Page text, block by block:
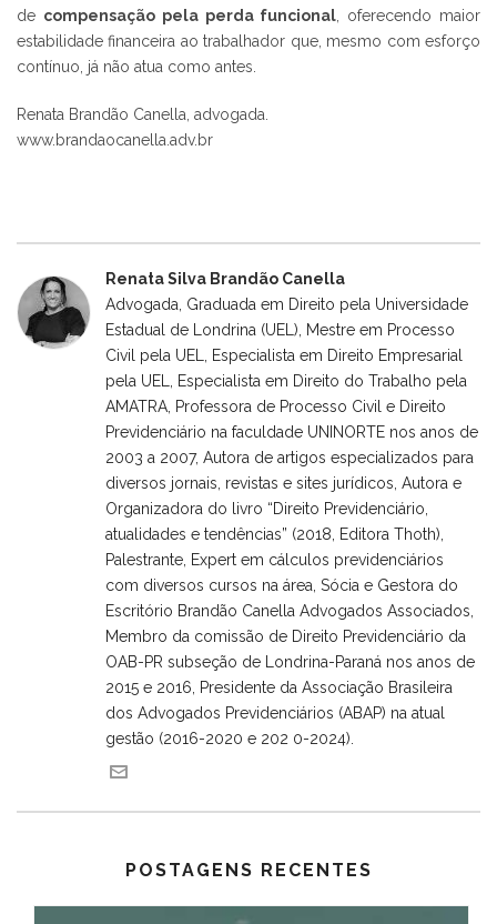
de compensação pela perda funcional , oferecendo maior
estabilidade financeira ao trabalhador que, mesmo com esforço
contínuo, já não atua como antes.
Renata Brandão Canella, advogada.
www.brandaocanella.adv.br
Renata Silva Brandão Canella
Advogada, Graduada em Direito pela Universidade
Estadual de Londrina (UEL), Mestre em Processo
Civil pela UEL, Especialista em Direito Empresarial
pela UEL, Especialista em Direito do Trabalho pela
AMATRA, Professora de Processo Civil e Direito
Previdenciário na faculdade UNINORTE nos anos de
2003 a 2007, Autora de artigos especializados para
diversos jornais, revistas e sites jurídicos, Autora e
Organizadora do livro “Direito Previdenciário,
atualidades e tendências” (2018, Editora Thoth),
Palestrante, Expert em cálculos previdenciários
com diversos cursos na área, Sócia e Gestora do
Escritório Brandão Canella Advogados Associados,
Membro da comissão de Direito Previdenciário da
OAB-PR subseção de Londrina-Paraná nos anos de
2015 e 2016, Presidente da Associação Brasileira
dos Advogados Previdenciários (ABAP) na atual
gestão (2016-2020 e 202 0-2024).
POSTAGENS RECENTES